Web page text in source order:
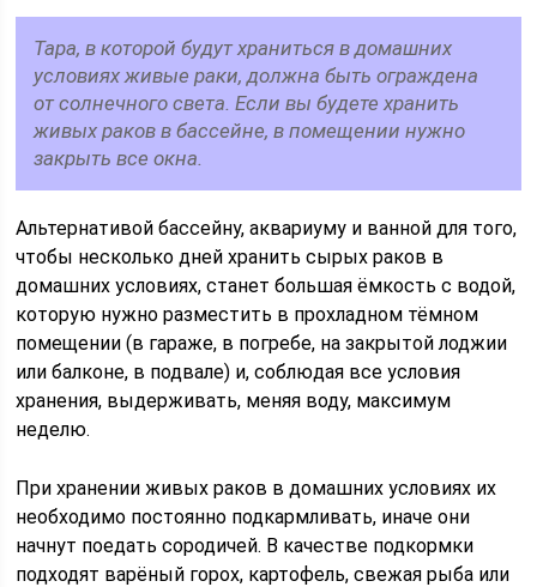
Тара, в которой будут храниться в домашних
условиях живые раки, должна быть ограждена
от солнечного света. Если вы будете хранить
живых раков в бассейне, в помещении нужно
закрыть все окна.
Альтернативой бассейну, аквариуму и ванной для того,
чтобы несколько дней хранить сырых раков в
домашних условиях, станет большая ёмкость с водой,
которую нужно разместить в прохладном тёмном
помещении (в гараже, в погребе, на закрытой лоджии
или балконе, в подвале) и, соблюдая все условия
хранения, выдерживать, меняя воду, максимум
неделю.
При хранении живых раков в домашних условиях их
необходимо постоянно подкармливать, иначе они
начнут поедать сородичей. В качестве подкормки
подходят варёный горох, картофель, свежая рыба или